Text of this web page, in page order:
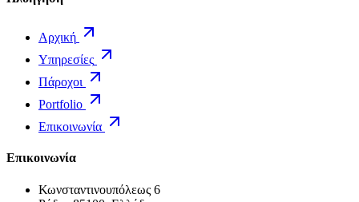
Αρχική
Υπηρεσίες
Πάροχοι
Portfolio
Επικοινωνία
Επικοινωνία
Κωνσταντινουπόλεως 6